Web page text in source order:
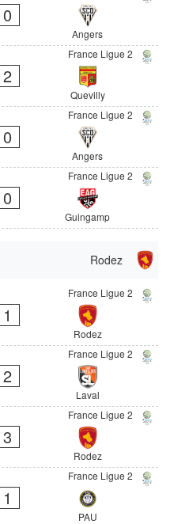
0
Angers
France Ligue 2
2
Quevilly
France Ligue 2
0
Angers
France Ligue 2
0
Guingamp
Rodez
France Ligue 2
1
Rodez
France Ligue 2
2
Laval
France Ligue 2
3
Rodez
France Ligue 2
1
PAU